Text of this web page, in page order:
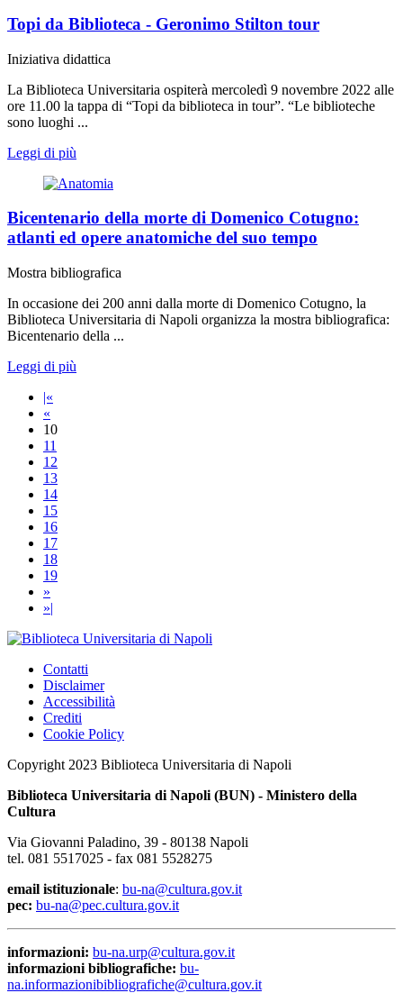
Topi da Biblioteca - Geronimo Stilton tour
Iniziativa didattica
La Biblioteca Universitaria ospiterà mercoledì 9 novembre 2022 alle
ore 11.00 la tappa di “Topi da biblioteca in tour”. “Le biblioteche
sono luoghi ...
Leggi di più
Bicentenario della morte di Domenico Cotugno:
atlanti ed opere anatomiche del suo tempo
Mostra bibliografica
In occasione dei 200 anni dalla morte di Domenico Cotugno, la
Biblioteca Universitaria di Napoli organizza la mostra bibliografica:
Bicentenario della ...
Leggi di più
|«
«
10
11
12
13
14
15
16
17
18
19
»
»|
Contatti
Disclaimer
Accessibilità
Crediti
Cookie Policy
Copyright 2023 Biblioteca Universitaria di Napoli
Biblioteca Universitaria di Napoli (BUN) - Ministero della
Cultura
Via Giovanni Paladino, 39 - 80138 Napoli
tel. 081 5517025 - fax 081 5528275
email istituzionale: bu-na@cultura.gov.it
pec: bu-na@pec.cultura.gov.it
informazioni: bu-na.urp@cultura.gov.it
informazioni bibliografiche: bu-
na.informazionibibliografiche@cultura.gov.it